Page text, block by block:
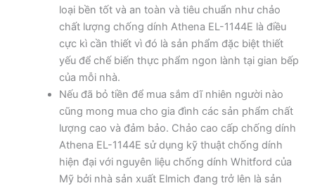
loại bền tốt và an toàn và tiêu chuẩn như chảo
chất lượng chống dính Athena EL-1144E là điều
cực kì cần thiết vì đó là sản phẩm đặc biệt thiết
yếu để chế biến thực phẩm ngon lành tại gian bếp
của mỗi nhà.
Nếu đã bỏ tiền để mua sắm dĩ nhiên người nào
cũng mong mua cho gia đình các sản phẩm chất
lượng cao và đảm bảo. Chảo cao cấp chống dính
Athena EL-1144E sử dụng kỹ thuật chống dính
hiện đại với nguyên liệu chống dính Whitford của
Mỹ bởi nhà sản xuất Elmich đang trở lên là sản